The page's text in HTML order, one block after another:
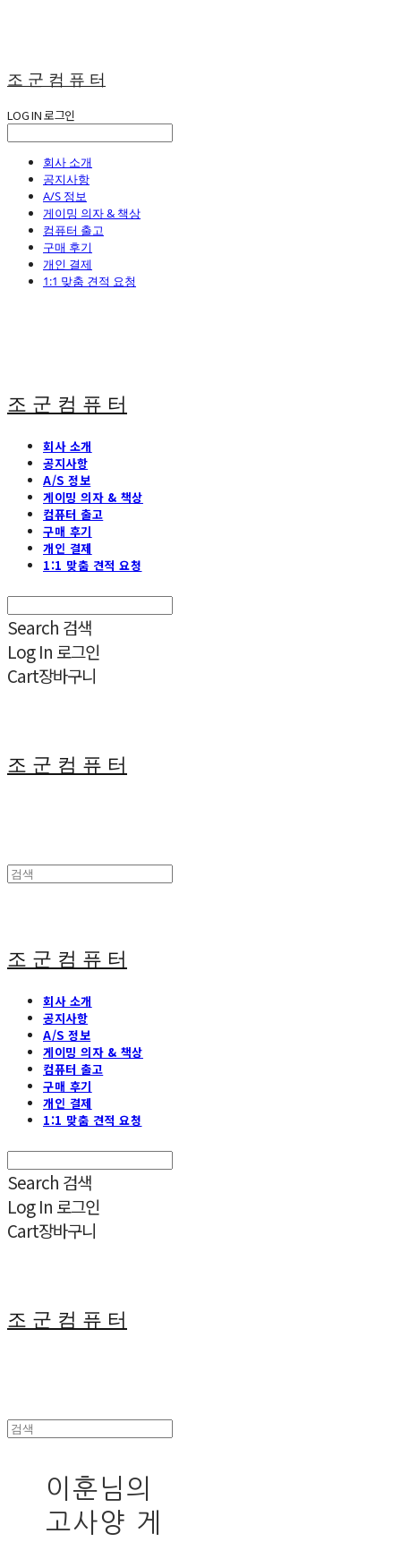
조 군 컴 퓨 터
LOG IN로그인
회사 소개
공지사항
A/S 정보
게이밍 의자 & 책상
컴퓨터 출고
구매 후기
개인 결제
1:1 맞춤 견적 요청
조 군 컴 퓨 터
회사 소개
공지사항
A/S 정보
게이밍 의자 & 책상
컴퓨터 출고
구매 후기
개인 결제
1:1 맞춤 견적 요청
Search 검색
Log In 로그인
Cart장바구니
조 군 컴 퓨 터
조 군 컴 퓨 터
회사 소개
공지사항
A/S 정보
게이밍 의자 & 책상
컴퓨터 출고
구매 후기
개인 결제
1:1 맞춤 견적 요청
Search 검색
Log In 로그인
Cart장바구니
조 군 컴 퓨 터
이훈님의
고사양 게